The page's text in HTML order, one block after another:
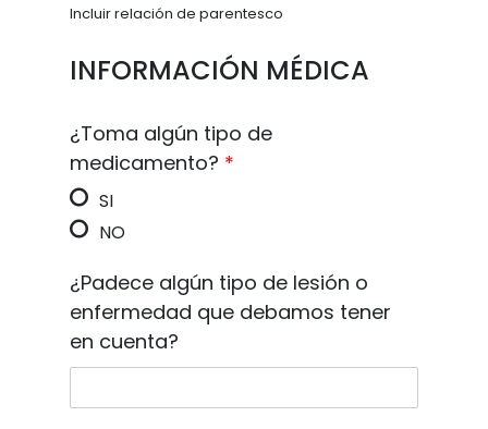
Incluir relación de parentesco
INFORMACIÓN MÉDICA
¿Toma algún tipo de
medicamento? *
SI
NO
¿Padece algún tipo de lesión o
enfermedad que debamos tener
en cuenta?